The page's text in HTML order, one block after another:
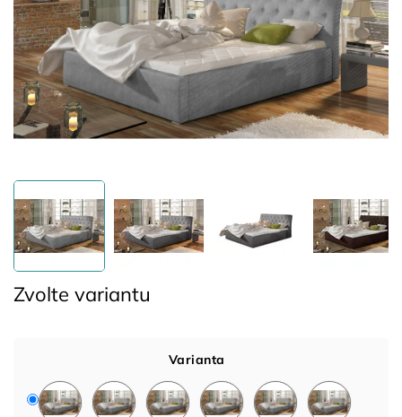
Zvolte variantu
Varianta